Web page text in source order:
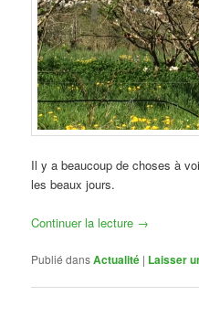
Il y a beaucoup de choses à
les beaux jours.
Continuer la lecture →
Publié dansActualité | Laisser